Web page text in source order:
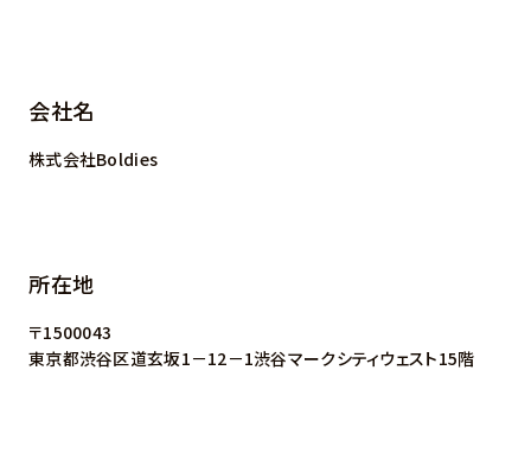
会社名
株式会社Boldies
所在地
〒1500043
東京都渋谷区道玄坂1－12－1渋谷マークシティウェスト15階